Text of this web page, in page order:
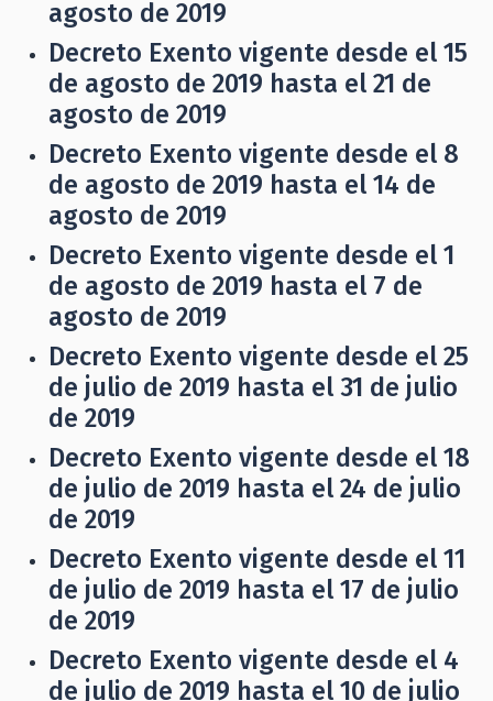
agosto de 2019
Decreto Exento vigente desde el 15
de agosto de 2019 hasta el 21 de
agosto de 2019
Decreto Exento vigente desde el 8
de agosto de 2019 hasta el 14 de
agosto de 2019
Decreto Exento vigente desde el 1
de agosto de 2019 hasta el 7 de
agosto de 2019
Decreto Exento vigente desde el 25
de julio de 2019 hasta el 31 de julio
de 2019
Decreto Exento vigente desde el 18
de julio de 2019 hasta el 24 de julio
de 2019
Decreto Exento vigente desde el 11
de julio de 2019 hasta el 17 de julio
de 2019
Decreto Exento vigente desde el 4
de julio de 2019 hasta el 10 de julio